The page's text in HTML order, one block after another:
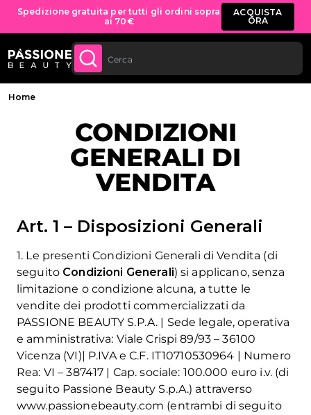
Sconto quantità: dal -5% sugli ordini a
partire da 250€
APPROFITTANE
Briciole di pane
Home
CONDIZIONI
GENERALI DI
VENDITA
Art. 1 – Disposizioni Generali
1. Le presenti Condizioni Generali di Vendita (di
seguito Condizioni Generali) si applicano, senza
limitazione o condizione alcuna, a tutte le
vendite dei prodotti commercializzati da
PASSIONE BEAUTY S.P.A. | Sede legale, operativa
e amministrativa: Viale Crispi 89/93 – 36100
Vicenza (VI)| P.IVA e C.F. IT10710530964 | Numero
Rea: VI – 387417 | Cap. sociale: 100.000 euro i.v. (di
seguito Passione Beauty S.p.A.) attraverso
www.passionebeauty.com (entrambi di seguito